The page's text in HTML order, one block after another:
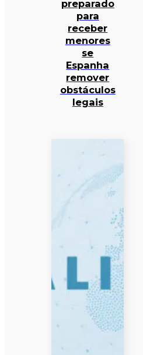
preparado
para
receber
menores
se
Espanha
remover
obstáculos
legais